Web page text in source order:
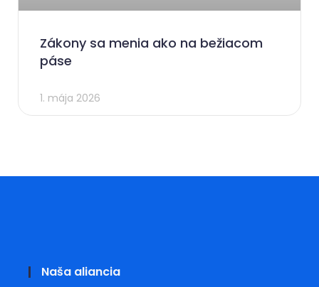
Zákony sa menia ako na bežiacom
páse
1. mája 2026
Naša aliancia